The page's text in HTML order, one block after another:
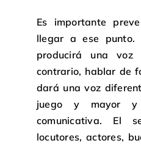
Es importante
llegar a ese punto.
producirá una voz
contrario, hablar de
dará una voz
juego y mayor y
comunicativa. El
locutores, actores,